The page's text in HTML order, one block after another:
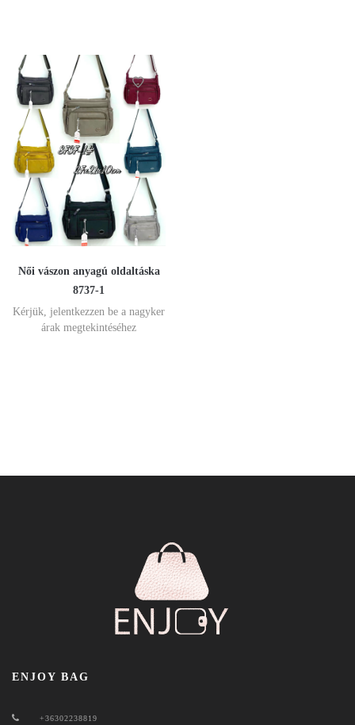
Női vászon anyagú oldaltáska
8737-1
Kérjük, jelentkezzen be a nagyker
árak megtekintéséhez
ENJOY BAG
+36302238819